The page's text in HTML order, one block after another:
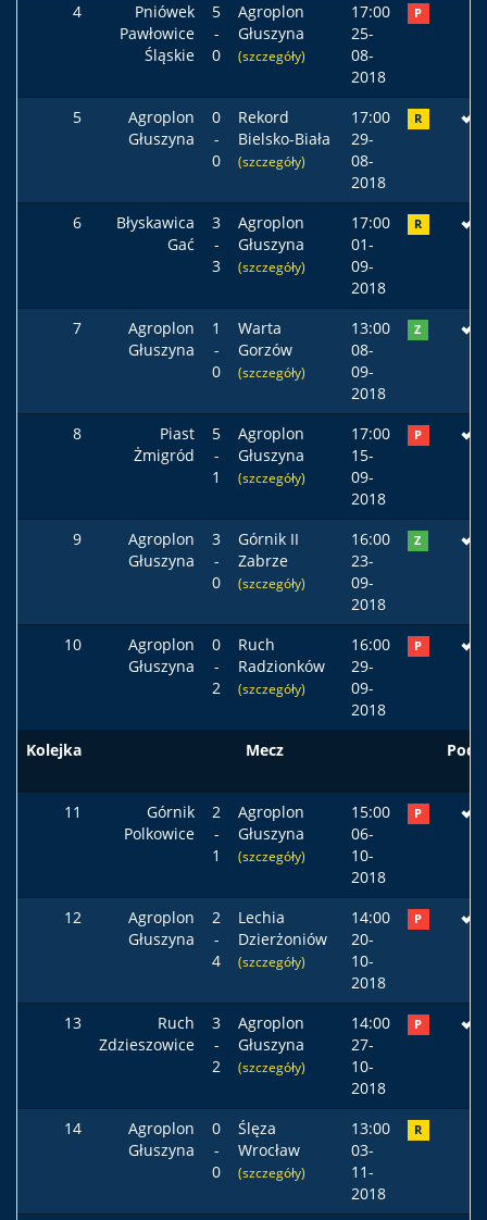
4
Pniówek
Pawłowice
Śląskie
5
-
0
Agroplon
Głuszyna
(szczegóły)
17:00
25-
08-
2018
P
5
Agroplon
Głuszyna
0
-
0
Rekord
Bielsko-Biała
(szczegóły)
17:00
29-
08-
2018
R
6
Błyskawica
Gać
3
-
3
Agroplon
Głuszyna
(szczegóły)
17:00
01-
09-
2018
R
7
Agroplon
Głuszyna
1
-
0
Warta
Gorzów
(szczegóły)
13:00
08-
09-
2018
Z
8
Piast
Żmigród
5
-
1
Agroplon
Głuszyna
(szczegóły)
17:00
15-
09-
2018
P
9
Agroplon
Głuszyna
3
-
0
Górnik II
Zabrze
(szczegóły)
16:00
23-
09-
2018
Z
10
Agroplon
Głuszyna
0
-
2
Ruch
Radzionków
(szczegóły)
16:00
29-
09-
2018
P
Kolejka Mecz
11
Górnik
Polkowice
2
-
1
Agroplon
Głuszyna
(szczegóły)
15:00
06-
10-
2018
P
12
Agroplon
Głuszyna
2
-
4
Lechia
Dzierżoniów
(szczegóły)
14:00
20-
10-
2018
P
13
Ruch
Zdzieszowice
3
-
2
Agroplon
Głuszyna
(szczegóły)
14:00
27-
10-
2018
P
14
Agroplon
Głuszyna
0
-
0
Ślęza
Wrocław
(szczegóły)
13:00
03-
11-
2018
R